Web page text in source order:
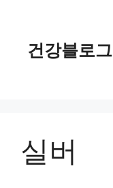
건강블로그
실버